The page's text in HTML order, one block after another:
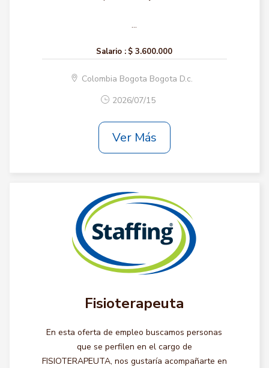
...
Salario : $ 3.600.000
Colombia Bogota Bogota D.c.
2026/07/15
Ver Más
Fisioterapeuta
En esta oferta de empleo buscamos personas
que se perfilen en el cargo de
FISIOTERAPEUTA, nos gustaría acompañarte en